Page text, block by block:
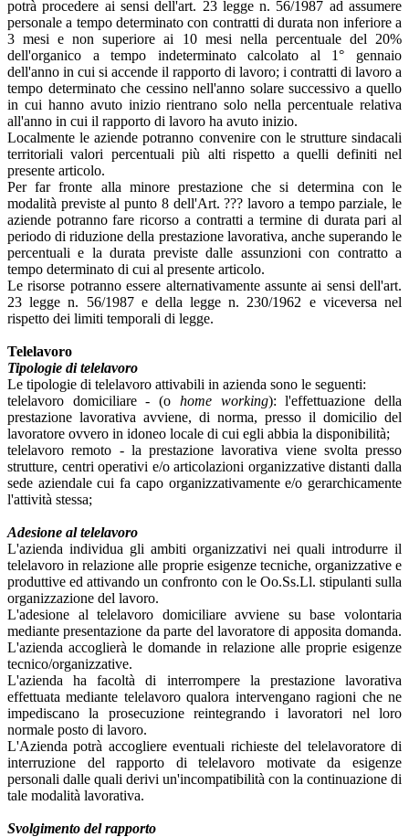
potrà procedere ai sensi dell'art. 23 legge n. 56/1987 ad assumere
personale a tempo determinato con contratti di durata non inferiore a
3 mesi e non superiore ai 10 mesi nella percentuale del 20%
dell'organico a tempo indeterminato calcolato al 1° gennaio
dell'anno in cui si accende il rapporto di lavoro; i contratti di lavoro a
tempo determinato che cessino nell'anno solare successivo a quello
in cui hanno avuto inizio rientrano solo nella percentuale relativa
all'anno in cui il rapporto di lavoro ha avuto inizio.
Localmente le aziende potranno convenire con le strutture sindacali
territoriali valori percentuali più alti rispetto a quelli definiti nel
presente articolo.
Per far fronte alla minore prestazione che si determina con le
modalità previste al punto 8 dell'Art. ??? lavoro a tempo parziale, le
aziende potranno fare ricorso a contratti a termine di durata pari al
periodo di riduzione della prestazione lavorativa, anche superando le
percentuali e la durata previste dalle assunzioni con contratto a
tempo determinato di cui al presente articolo.
Le risorse potranno essere alternativamente assunte ai sensi dell'art.
23 legge n. 56/1987 e della legge n. 230/1962 e viceversa nel
rispetto dei limiti temporali di legge.
Telelavoro
Tipologie di telelavoro
Le tipologie di telelavoro attivabili in azienda sono le seguenti:
telelavoro domiciliare - (o home working): l'effettuazione della
prestazione lavorativa avviene, di norma, presso il domicilio del
lavoratore ovvero in idoneo locale di cui egli abbia la disponibilità;
telelavoro remoto - la prestazione lavorativa viene svolta presso
strutture, centri operativi e/o articolazioni organizzative distanti dalla
sede aziendale cui fa capo organizzativamente e/o gerarchicamente
l'attività stessa;
Adesione al telelavoro
L'azienda individua gli ambiti organizzativi nei quali introdurre il
telelavoro in relazione alle proprie esigenze tecniche, organizzative e
produttive ed attivando un confronto con le Oo.Ss.Ll. stipulanti sulla
organizzazione del lavoro.
L'adesione al telelavoro domiciliare avviene su base volontaria
mediante presentazione da parte del lavoratore di apposita domanda.
L'azienda accoglierà le domande in relazione alle proprie esigenze
tecnico/organizzative.
L'azienda ha facoltà di interrompere la prestazione lavorativa
effettuata mediante telelavoro qualora intervengano ragioni che ne
impediscano la prosecuzione reintegrando i lavoratori nel loro
normale posto di lavoro.
L'Azienda potrà accogliere eventuali richieste del telelavoratore di
interruzione del rapporto di telelavoro motivate da esigenze
personali dalle quali derivi un'incompatibilità con la continuazione di
tale modalità lavorativa.
Svolgimento del rapporto